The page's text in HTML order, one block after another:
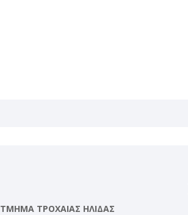
ΤΜΗΜΑ ΤΡΟΧΑΙΑΣ ΗΛΙΔΑΣ